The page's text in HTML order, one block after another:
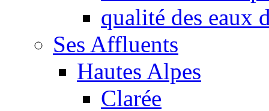
qualité des eaux
Ses Affluents
Hautes Alpes
Clarée